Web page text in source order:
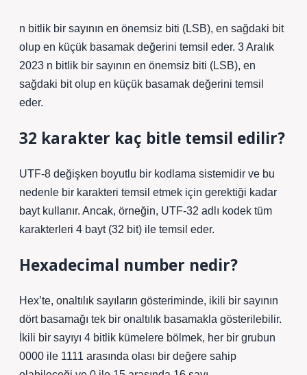
n bitlik bir sayının en önemsiz biti (LSB), en sağdaki bit
olup en küçük basamak değerini temsil eder. 3 Aralık
2023 n bitlik bir sayının en önemsiz biti (LSB), en
sağdaki bit olup en küçük basamak değerini temsil
eder.
32 karakter kaç bitle temsil edilir?
UTF-8 değişken boyutlu bir kodlama sistemidir ve bu
nedenle bir karakteri temsil etmek için gerektiği kadar
bayt kullanır. Ancak, örneğin, UTF-32 adlı kodek tüm
karakterleri 4 bayt (32 bit) ile temsil eder.
Hexadecimal number nedir?
Hex’te, onaltılık sayıların gösteriminde, ikili bir sayının
dört basamağı tek bir onaltılık basamakla gösterilebilir.
İkili bir sayıyı 4 bitlik kümelere bölmek, her bir grubun
0000 ile 1111 arasında olası bir değere sahip